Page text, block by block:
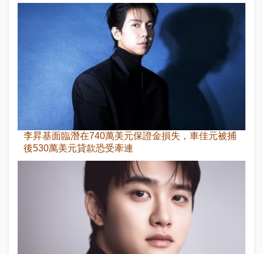
李昇基面臨潛在740萬美元保證金損失，車佳元被捕
後530萬美元貸款恐受牽連